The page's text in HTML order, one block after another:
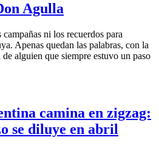
Agulla
ni los recuerdos para
Apenas quedan las palabras, con la
de alguien que siempre estuvo un paso
camina en zigzag:
se diluye en abril